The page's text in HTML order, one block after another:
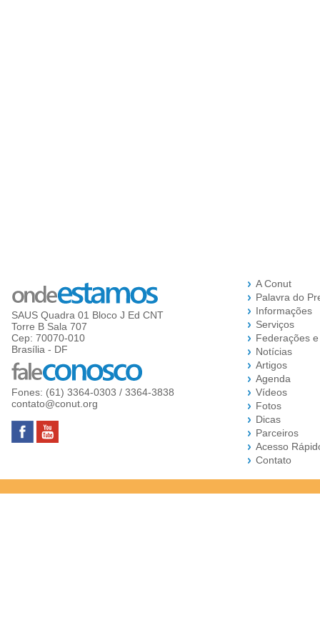
SAUS Quadra 01 Bloco J Ed CNT
Torre B Sala 707
Cep: 70070-010
Brasília - DF
Fones: (61) 3364-0303 / 3364-3838
contato@conut.org
A Conut
Palavra do
Informações
Serviços
Federações
Notícias
Artigos
Agenda
Vídeos
Fotos
Dicas
Parceiros
Acesso
Contato